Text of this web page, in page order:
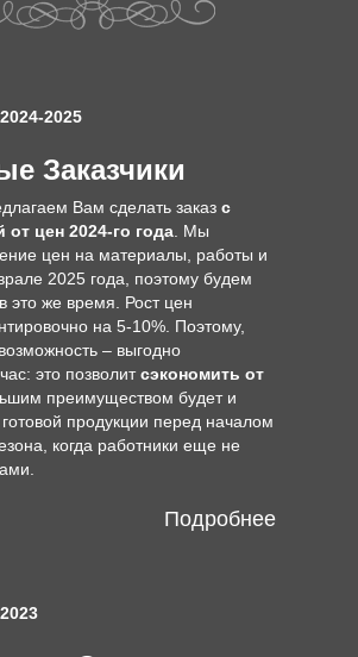
2025
Заказчики
Вам сделать заказ с
от цен 2024-го года . Мы
цен на материалы, работы и
2025 года, поэтому будем
это же время. Рост цен
на 5-10%. Поэтому,
– выгодно
это позволитсэкономить от
преимуществом будет и
продукции перед началом
когда работники еще не
Подробнее